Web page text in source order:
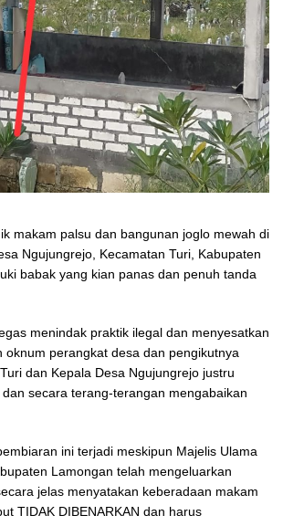
makam palsu dan bangunan joglo mewah di
Ngujungrejo, Kecamatan Turi, Kabupaten
babak yang kian panas dan penuh tanda
menindak praktik ilegal dan menyesatkan
oknum perangkat desa dan pengikutnya
dan Kepala Desa Ngujungrejo justru
secara terang-terangan mengabaikan
ini terjadi meskipun Majelis Ulama
Lamongan telah mengeluarkan
jelas menyatakan keberadaan makam
TIDAK DIBENARKAN dan harus